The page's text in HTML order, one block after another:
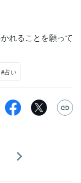
れることを願って
#占い